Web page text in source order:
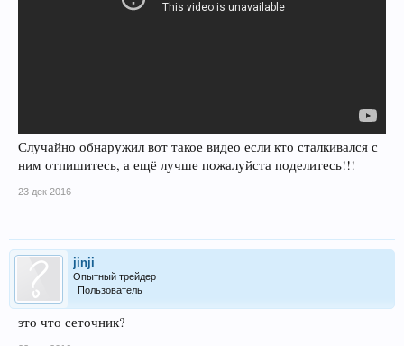
Случайно обнаружил вот такое видео если кто сталкивался с
ним отпишитесь, а ещё лучше пожалуйста поделитесь!!!
23 дек 2016
jinji
Опытный трейдер
Пользователь
это что сеточник?